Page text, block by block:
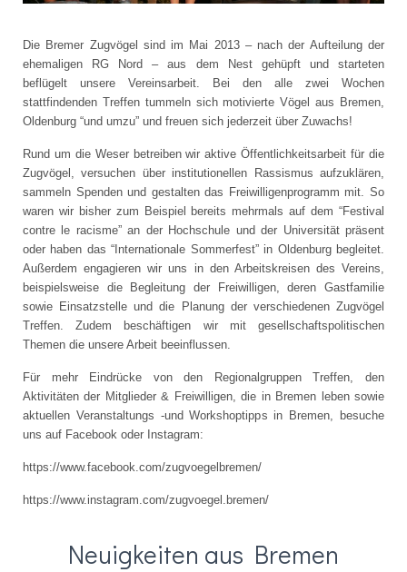
Die Bremer Zugvögel sind im Mai 2013 – nach der Aufteilung der
ehemaligen RG Nord – aus dem Nest gehüpft und starteten
beflügelt unsere Vereinsarbeit . Bei den alle zwei Wochen
stattfindenden Treffen tummeln sich motivierte Vögel aus Bremen,
Oldenburg “und umzu” und freuen sich jederzeit über Zuwachs!
Rund um die Weser betreiben wir aktive Öffentlichkeitsarbeit für die
Zugvögel, versuchen über institutionellen Rassismus aufzuklären,
sammeln Spenden und gestalten das Freiwilligenprogramm mit. So
waren wir bisher zum Beispiel bereits mehrmals auf dem “Festival
contre le racisme” an der Hochschule und der Universität präsent
oder haben das “Internationale Sommerfest” in Oldenburg begleitet.
Außerdem engagieren wir uns in den Arbeitskreisen des Vereins
beispielsweise die Begleitung der Freiwilligen, deren Gastfamilie
sowie Einsatzstelle und die Planung der verschiedenen Zugvögel
Treffen. Zudem beschäftigen wir mit gesellschaftspolitischen
Themen die unsere Arbeit beeinflussen.
Für mehr Eindrücke von den Regionalgruppen Treffen, den
Aktivitäten der Mitglieder & Freiwilligen, die in Bremen leben sowie
aktuellen Veranstaltungs -und Workshoptipps in Bremen, besuche
uns auf Facebook oder Instagram:
https://www.facebook.com/zugvoegelbremen/
https://www.instagram.com/zugvoegel.bremen/
Neuigkeiten aus Bremen